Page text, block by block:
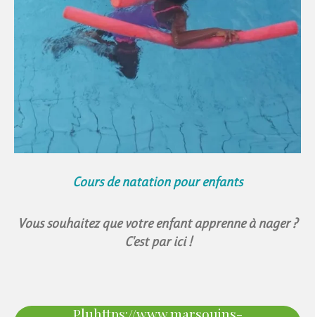
Cours de natation pour enfants
Vous souhaitez que votre enfant apprenne à nager ?
C'est par ici !